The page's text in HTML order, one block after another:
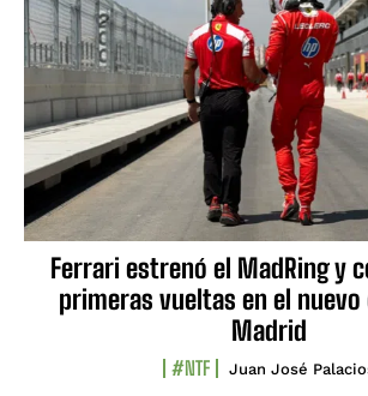
Ferrari estrenó el MadRing y
primeras vueltas en el
Madrid
#NTF Juan José